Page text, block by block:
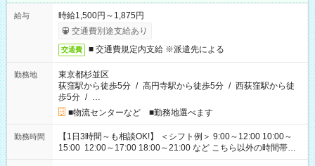
給与
時給1,500円～1,875円
交通費別途支給あり
交通費 ■ 交通費規定内支給 ※派遣先による
勤務地
東京都杉並区
荻窪駅から徒歩5分 / 高円寺駅から徒歩5分 / 西荻窪駅から徒
歩5分 / …
■物流センターなど ■勤務地選べます
勤務時間
【1日3時間～も相談OK!】 ＜シフト例＞ 9:00～12:00 10:00～
15:00 12:00～17:00 18:00～21:00 など こちら以外の時間帯も
お気軽にご相談ください！